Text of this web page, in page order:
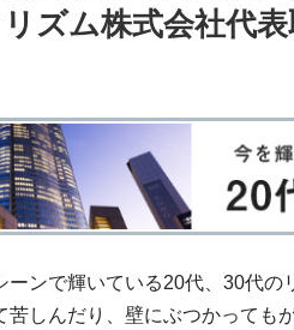
ズム株式会社代
ーンで輝いている20代、30代の
苦しんだり、壁にぶつかっても